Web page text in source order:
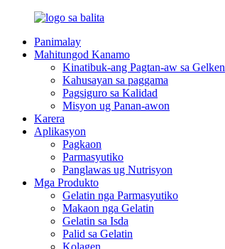
Panimalay
Mahitungod Kanamo
Kinatibuk-ang Pagtan-aw sa Gelken
Kahusayan sa paggama
Pagsiguro sa Kalidad
Misyon ug Panan-awon
Karera
Aplikasyon
Pagkaon
Parmasyutiko
Panglawas ug Nutrisyon
Mga Produkto
Gelatin nga Parmasyutiko
Makaon nga Gelatin
Gelatin sa Isda
Palid sa Gelatin
Kolagen